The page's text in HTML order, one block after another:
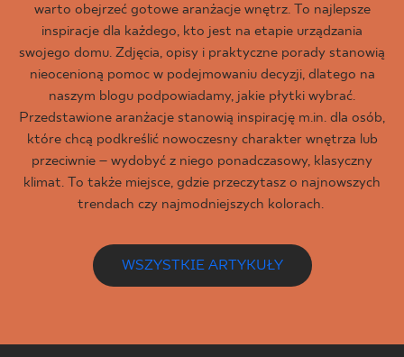
warto obejrzeć gotowe aranżacje wnętrz. To najlepsze
inspiracje dla każdego, kto jest na etapie urządzania
swojego domu. Zdjęcia, opisy i praktyczne porady stanowią
nieocenioną pomoc w podejmowaniu decyzji, dlatego na
naszym blogu podpowiadamy, jakie płytki wybrać.
Przedstawione aranżacje stanowią inspirację m.in. dla osób,
które chcą podkreślić nowoczesny charakter wnętrza lub
przeciwnie – wydobyć z niego ponadczasowy, klasyczny
klimat. To także miejsce, gdzie przeczytasz o najnowszych
trendach czy najmodniejszych kolorach.
WSZYSTKIE ARTYKUŁY